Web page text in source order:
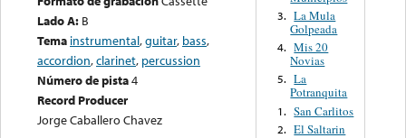
Lado A: B
Tema instrumental,guitar, bass,
accordion,clarinet, percussion
Número de pista4
Record Producer
Jorge Caballero Chavez
3. La Mula
Golpeada
4. Mis 20
Novias
5. La
Potranquita
1. San Carlitos
2. El Saltarin